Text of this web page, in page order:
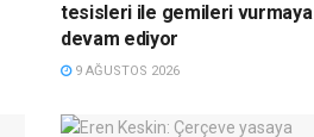
tesisleri ile gemileri vurmaya
devam ediyor
9 AĞUSTOS 2026